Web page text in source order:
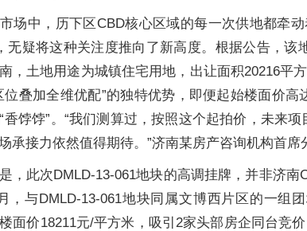
场中，历下区CBD核心区域的每一次供地都牵
无疑将这种关注度推向了新高度。根据公告，该
，土地用途为城镇住宅用地，出让面积20216平
位叠加全维优配”的独特优势，即便起始楼面价
香饽饽”。“我们测算过，按照这个起拍价，未来
承接力依然值得期待。”济南某房产咨询机构首席
，此次DMLD-13-061地块的高调挂牌，并非济
，与DMLD-13-061地块同属文博西片区的一组
面价18211元/平方米，吸引2家头部房企同台竞